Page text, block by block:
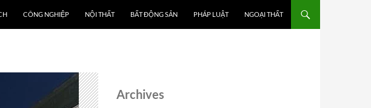
CÔNG NGHIỆP NỘI THẤT BẤT ĐỘNG SẢN PHÁP LUẬT NGOẠI THẤT
Archives